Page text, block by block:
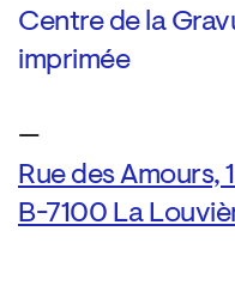
Centre de la
imprimée
—
Rue des Amours,
B-7100 La